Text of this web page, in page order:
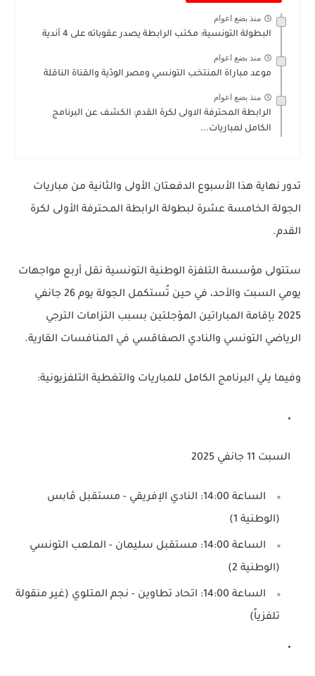
منذ بضع اعوام
البطولة التونسية: مكتب الرابطة يصدر عقوباته على 4 أندية
منذ بضع اعوام
موعد مباراة المنتخب التونسي ومصر الودّية والقناة الناقلة
منذ بضع اعوام
الرابطة المحترفة الاولى لكرة القدم: الكشف عن البرنامج
الكامل لمباريات...
تدور نهاية هذا الأسبوع الدفعتان الأولى والثانية من مباريات
الجولة الخامسة عشرة لبطولة الرابطة المحترفة الأولى لكرة
القدم.
ستتولى مؤسسة التلفزة الوطنية التونسية نقل أربع مواجهات
يومي السبت والأحد، في حين تُستكمل الجولة يوم 26 جانفي
2025 بإقامة المباراتين المؤجلتين بسبب التزامات الترجي
الرياضي التونسي والنادي الصفاقسي في المنافسات القارية.
وفيما يلي البرنامج الكامل للمباريات والتغطية التلفزيونية:
السبت 11 جانفي 2025
الساعة 14:00: النادي الإفريقي - مستقبل ڤابس
(الوطنية 1)
الساعة 14:00: مستقبل سليمان - الملعب التونسي
(الوطنية 2)
الساعة 14:00: اتحاد تطاوين - نجم المتلوي (غير منقولة
تلفزياً)